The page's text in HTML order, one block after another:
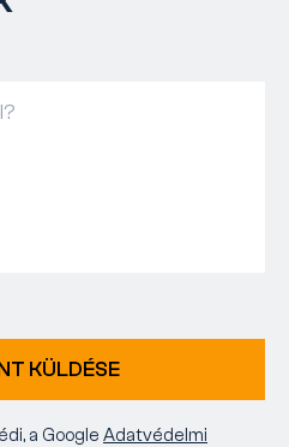
KÜLDÉSE
a Google Adatvédelmi